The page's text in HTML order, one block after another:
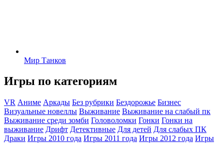
Мир Танков
Игры по категориям
VR Аниме Аркады Без рубрики Бездорожье Бизнес
Визуальные новеллы Выживание Выживание на слабый пк
Выживание среди зомби Головоломки Гонки Гонки на
выживание Дрифт Детективные Для детей Для слабых ПК
Драки Игры 2010 года Игры 2011 года Игры 2012 года Игры